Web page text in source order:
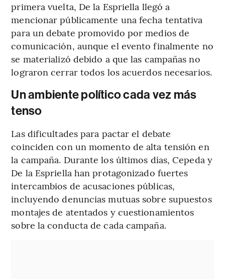
primera vuelta, De la Espriella llegó a
mencionar públicamente una fecha tentativa
para un debate promovido por medios de
comunicación, aunque el evento finalmente no
se materializó debido a que las campañas no
lograron cerrar todos los acuerdos necesarios.
Un ambiente político cada vez más
tenso
Las dificultades para pactar el debate
coinciden con un momento de alta tensión en
la campaña. Durante los últimos días, Cepeda y
De la Espriella han protagonizado fuertes
intercambios de acusaciones públicas,
incluyendo denuncias mutuas sobre supuestos
montajes de atentados y cuestionamientos
sobre la conducta de cada campaña.